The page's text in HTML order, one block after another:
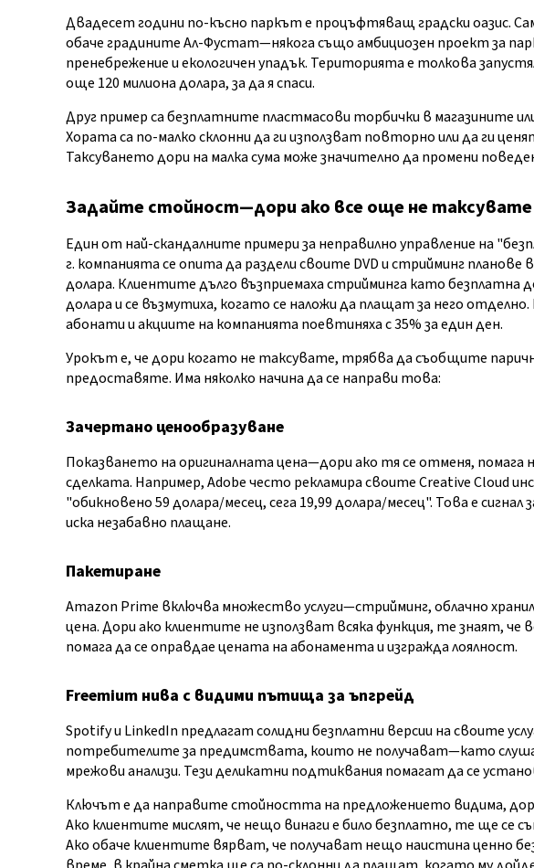
Двадесет години по-късно паркът е процъфтяващ градски оазис.
обаче градините Ал-Фустат—някога също амбициозен проект за
пренебрежение и екологичен упадък. Територията е толкова
още 120 милиона долара, за да я спаси.
Друг пример са безплатните пластмасови торбички в магазините
Хората са по-малко склонни да ги използват повторно или да ги
Таксуването дори на малка сума може значително да промени
Задайте стойност—дори ако все още не таксувате
Един от най-скандалните примери за неправилно управление на
г. компанията се опита да раздели своите DVD и стрийминг планове
долара. Клиентите дълго възприемаха стрийминга като безплатна
долара и се възмутиха, когато се наложи да плащат за него
абонати и акциите на компанията поевтиняха с 35% за един ден.
Урокът е, че дори когато не таксувате, трябва да съобщите
предоставяте. Има няколко начина да се направи това:
Зачертано ценообразуване
Показването на оригиналната цена—дори ако тя се отменя,
сделката. Например, Adobe често рекламира своите Creative Cloud
"обикновено 59 долара/месец, сега 19,99 долара/месец". Това е
иска незабавно плащане.
Пакетиране
Amazon Prime включва множество услуги—стрийминг, облачно
цена. Дори ако клиентите не използват всяка функция, те знаят,
помага да се оправдае цената на абонамента и изгражда лоялност.
Freemium нива с видими пътища за ъпгрейд
Spotify и LinkedIn предлагат солидни безплатни версии на своите
потребителите за предимствата, които не получават—като
мрежови анализи. Тези деликатни подтиквания помагат да се
Ключът е да направите стойността на предложението видима,
Ако клиентите мислят, че нещо винаги е било безплатно, те ще се
Ако обаче клиентите вярват, че получават нещо наистина ценно